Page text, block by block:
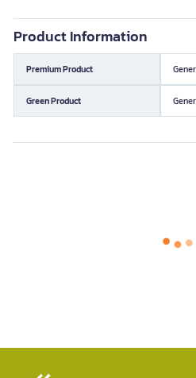
Product Information
Premium Product
Green Product